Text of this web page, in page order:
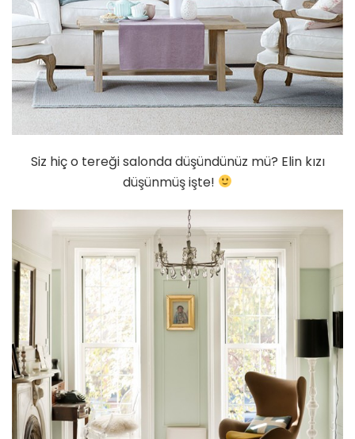
Siz hiç o tereği salonda düşündünüz mü? Elin kızı
düşünmüş işte!